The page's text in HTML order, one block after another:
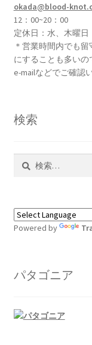
okada@blood-
12：00~20：00
定休日：水、木曜日
＊営業時間内でも留
にすることも多い
e-mailなどでご確認
検索
Powered by
パタゴニア